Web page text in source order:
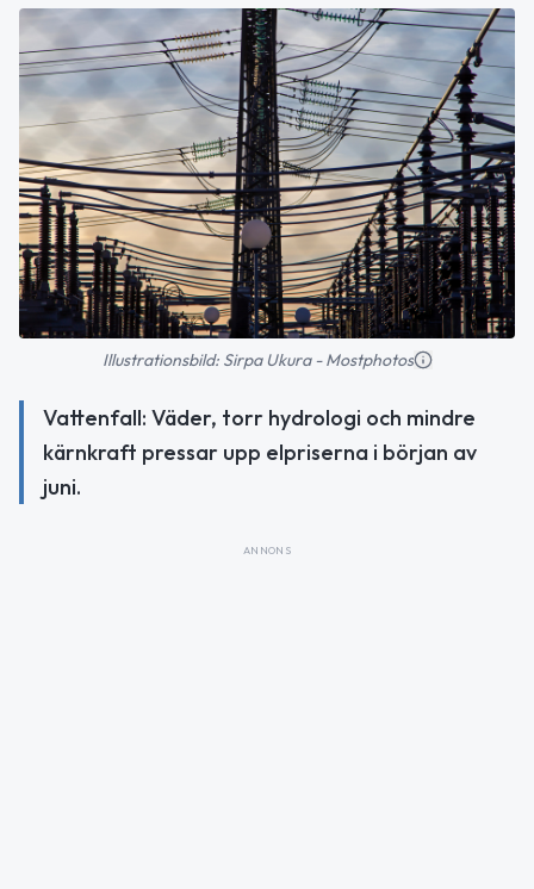
Illustrationsbild: Sirpa Ukura - Mostphotos
Vattenfall: Väder, torr hydrologi och mindre
kärnkraft pressar upp elpriserna i början av
juni.
ANNONS